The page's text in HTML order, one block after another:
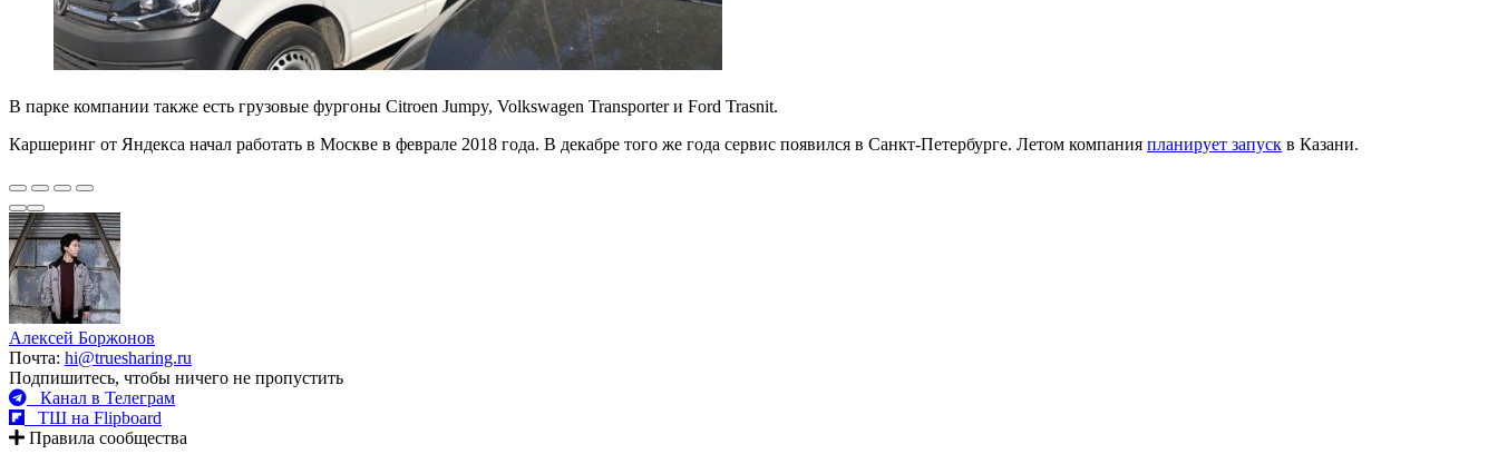
В парке компании также есть грузовые фургоны Citroen Jumpy, Volkswagen Transporter и Ford Trasnit.
Каршеринг от Яндекса начал работать в Москве в феврале 2018 года. В декабре того же года сервис появился в Санкт-Петербурге. Летом компания планирует запуск в Казани.
Алексей Боржонов
Почта: hi@truesharing.ru
Подпишитесь, чтобы ничего не пропустить
Канал в Телеграм
ТШ на Flipboard
Правила сообщества